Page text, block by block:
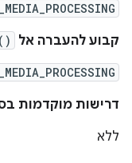
קבוע להעברה אל
דרישות מוקדמות
ללא